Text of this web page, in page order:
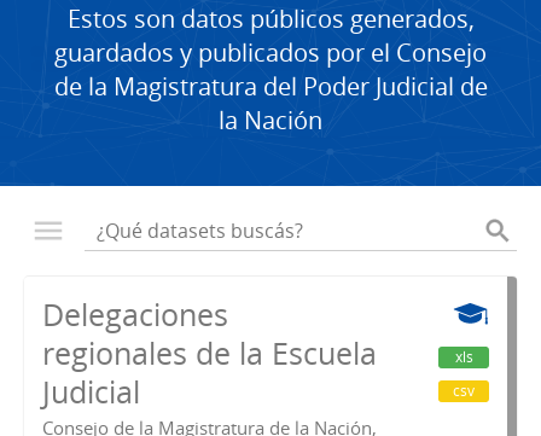
Estos son datos públicos generados,
guardados y publicados por el Consejo
de la Magistratura del Poder Judicial de
la Nación
Delegaciones
regionales de la Escuela
Judicial
Consejo de la Magistratura de la Nación,
xls
csv